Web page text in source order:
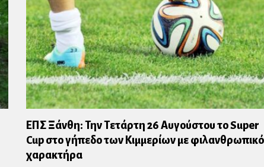
ΕΠΣ Ξάνθη: Την Τετάρτη 26 Αυγούστου το Super
Cup στο γήπεδο των Κιμμερίων με φιλανθρωπικό
χαρακτήρα